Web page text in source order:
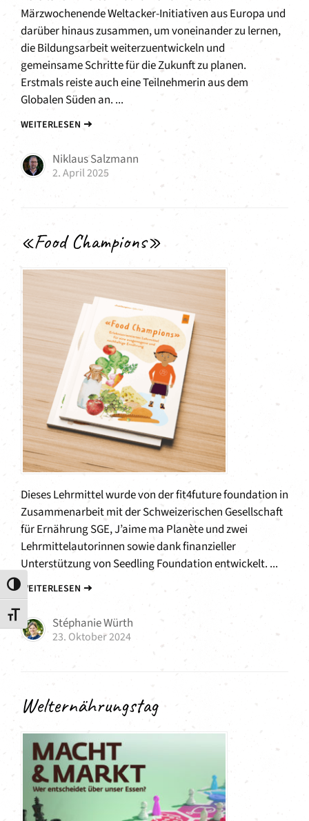
Umschalten auf hohe Kontraste
Schrift vergrößern
Märzwochenende Weltacker-Initiativen aus Europa und
darüber hinaus zusammen, um voneinander zu lernen,
die Bildungsarbeit weiterzuentwickeln und
gemeinsame Schritte für die Zukunft zu planen.
Erstmals reiste auch eine Teilnehmerin aus dem
Globalen Süden an. ...
WEITERLESEN
Niklaus Salzmann
2. April 2025
«Food Champions»
Dieses Lehrmittel wurde von der fit4future foundation in
Zusammenarbeit mit der Schweizerischen Gesellschaft
für Ernährung SGE, J’aime ma Planète und zwei
Lehrmittelautorinnen sowie dank finanzieller
Unterstützung von Seedling Foundation entwickelt. ...
WEITERLESEN
Stéphanie Würth
23. Oktober 2024
Welternährungstag